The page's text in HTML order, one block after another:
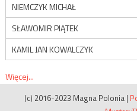
NIEMCZYK MICHAŁ
SŁAWOMIR PIĄTEK
KAMIL JAN KOWALCZYK
Więcej...
(c) 2016-2023 Magna Polonia |